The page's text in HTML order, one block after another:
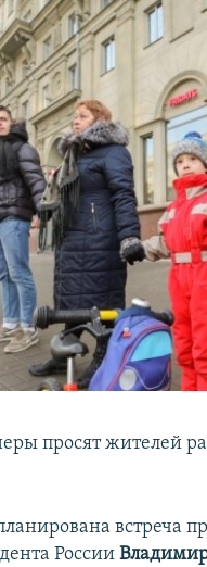
просят жителей
встреча
России